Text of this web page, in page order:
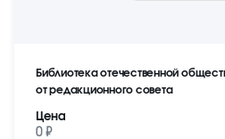
Библиотека отечественной
от редакционного совета
Цена
0 ₽